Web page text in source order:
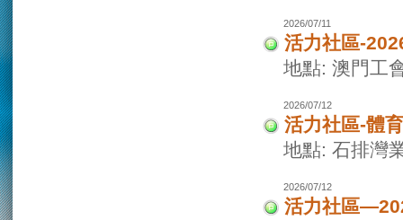
2026/07/11
活力社區-
地點: 澳門工
2026/07/12
活力社區-體
地點: 石排灣
2026/07/12
活力社區